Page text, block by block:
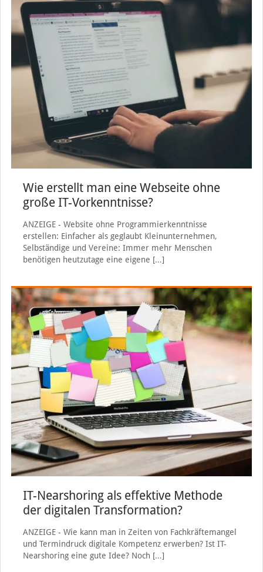
Wie erstellt man eine Webseite ohne
große IT-Vorkenntnisse?
ANZEIGE - Website ohne Programmierkenntnisse
erstellen: Einfacher als geglaubt Kleinunternehmen,
Selbständige und Vereine: Immer mehr Menschen
benötigen heutzutage eine eigene […]
IT-Nearshoring als effektive Methode
der digitalen Transformation?
ANZEIGE - Wie kann man in Zeiten von Fachkräftemangel
und Termindruck digitale Kompetenz erwerben? Ist IT-
Nearshoring eine gute Idee? Noch […]